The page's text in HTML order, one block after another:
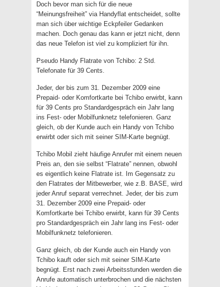
Doch bevor man sich für die neue
“Meinungsfreiheit” via Handyflat entscheidet, sollte
man sich über wichtige Eckpfeiler Gedanken
machen. Doch genau das kann er jetzt nicht, denn
das neue Telefon ist viel zu kompliziert für ihn.
Pseudo Handy Flatrate von Tchibo: 2 Std.
Telefonate für 39 Cents.
Jeder, der bis zum 31. Dezember 2009 eine
Prepaid- oder Komfortkarte bei Tchibo erwirbt, kann
für 39 Cents pro Standardgespräch ein Jahr lang
ins Fest- oder Mobilfunknetz telefonieren. Ganz
gleich, ob der Kunde auch ein Handy von Tchibo
erwirbt oder sich mit seiner SIM-Karte begnügt.
Tchibo Mobil zieht häufige Anrufer mit einem neuen
Preis an, den sie selbst “Flatrate” nennen, obwohl
es eigentlich keine Flatrate ist. Im Gegensatz zu
den Flatrates der Mitbewerber, wie z.B. BASE, wird
jeder Anruf separat verrechnet. Jeder, der bis zum
31. Dezember 2009 eine Prepaid- oder
Komfortkarte bei Tchibo erwirbt, kann für 39 Cents
pro Standardgespräch ein Jahr lang ins Fest- oder
Mobilfunknetz telefonieren.
Ganz gleich, ob der Kunde auch ein Handy von
Tchibo kauft oder sich mit seiner SIM-Karte
begnügt. Erst nach zwei Arbeitsstunden werden die
Anrufe automatisch unterbrochen und die nächsten